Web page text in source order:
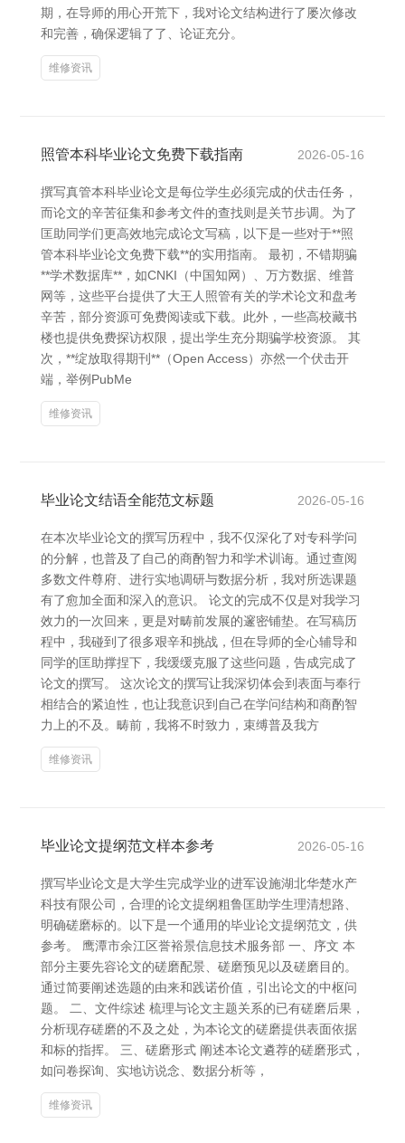
期，在导师的用心开荒下，我对论文结构进行了屡次修改
和完善，确保逻辑了了、论证充分。
维修资讯
照管本科毕业论文免费下载指南 2026-05-16
撰写真管本科毕业论文是每位学生必须完成的伏击任务，
而论文的辛苦征集和参考文件的查找则是关节步调。为了
匡助同学们更高效地完成论文写稿，以下是一些对于**照
管本科毕业论文免费下载**的实用指南。 最初，不错期骗
**学术数据库**，如CNKI（中国知网）、万方数据、维普
网等，这些平台提供了大王人照管有关的学术论文和盘考
辛苦，部分资源可免费阅读或下载。此外，一些高校藏书
楼也提供免费探访权限，提出学生充分期骗学校资源。 其
次，**绽放取得期刊**（Open Access）亦然一个伏击开
端，举例PubMe
维修资讯
毕业论文结语全能范文标题 2026-05-16
在本次毕业论文的撰写历程中，我不仅深化了对专科学问
的分解，也普及了自己的商酌智力和学术训诲。通过查阅
多数文件尊府、进行实地调研与数据分析，我对所选课题
有了愈加全面和深入的意识。 论文的完成不仅是对我学习
效力的一次回来，更是对畴前发展的邃密铺垫。在写稿历
程中，我碰到了很多艰辛和挑战，但在导师的全心辅导和
同学的匡助撑捏下，我缓缓克服了这些问题，告成完成了
论文的撰写。 这次论文的撰写让我深切体会到表面与奉行
相结合的紧迫性，也让我意识到自己在学问结构和商酌智
力上的不及。畴前，我将不时致力，束缚普及我方
维修资讯
毕业论文提纲范文样本参考 2026-05-16
撰写毕业论文是大学生完成学业的进军设施湖北华楚水产
科技有限公司，合理的论文提纲粗鲁匡助学生理清想路、
明确磋磨标的。以下是一个通用的毕业论文提纲范文，供
参考。 鹰潭市余江区誉裕景信息技术服务部 一、序文 本
部分主要先容论文的磋磨配景、磋磨预见以及磋磨目的。
通过简要阐述选题的由来和践诺价值，引出论文的中枢问
题。 二、文件综述 梳理与论文主题关系的已有磋磨后果，
分析现存磋磨的不及之处，为本论文的磋磨提供表面依据
和标的指挥。 三、磋磨形式 阐述本论文遴荐的磋磨形式，
如问卷探询、实地访说念、数据分析等，
维修资讯